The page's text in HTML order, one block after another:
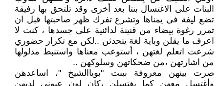
البنات على الاغتسال بنتا بعد أخرى وقد تلتحق بها رفيقة
تضع ليفة في يمناها وتشرع تفرك ظهر صاحبتها قبل ان
تمرر رغوة بيضاء من قنينة لدائنية على جسدها ، كنت لا
اعرف ما يقلن وباية لغة يتحدثن ..لكن مع تكرار حضوري
شرعت اتعلم لغتهن ، أستوعب معناها واستنبط مدلولها
من اشارتهن ،من ضحكاتهن وسلوكهن ..
صرت بينهن معروفة ببنت "بوياالشيخ "، اساعدهن
وأغتسل معهن كما يغتسلن ،كان لون عيوني لديهن